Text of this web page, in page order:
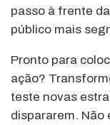
passo à frente
público mais
Pronto para
ação?
teste novas
dispararem. Não